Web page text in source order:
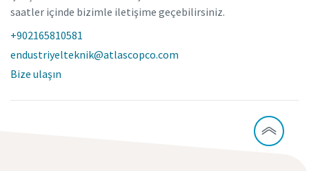
saatler içinde bizimle iletişime geçebilirsiniz.
+902165810581
endustriyelteknik@atlascopco.com
Bize ulaşın